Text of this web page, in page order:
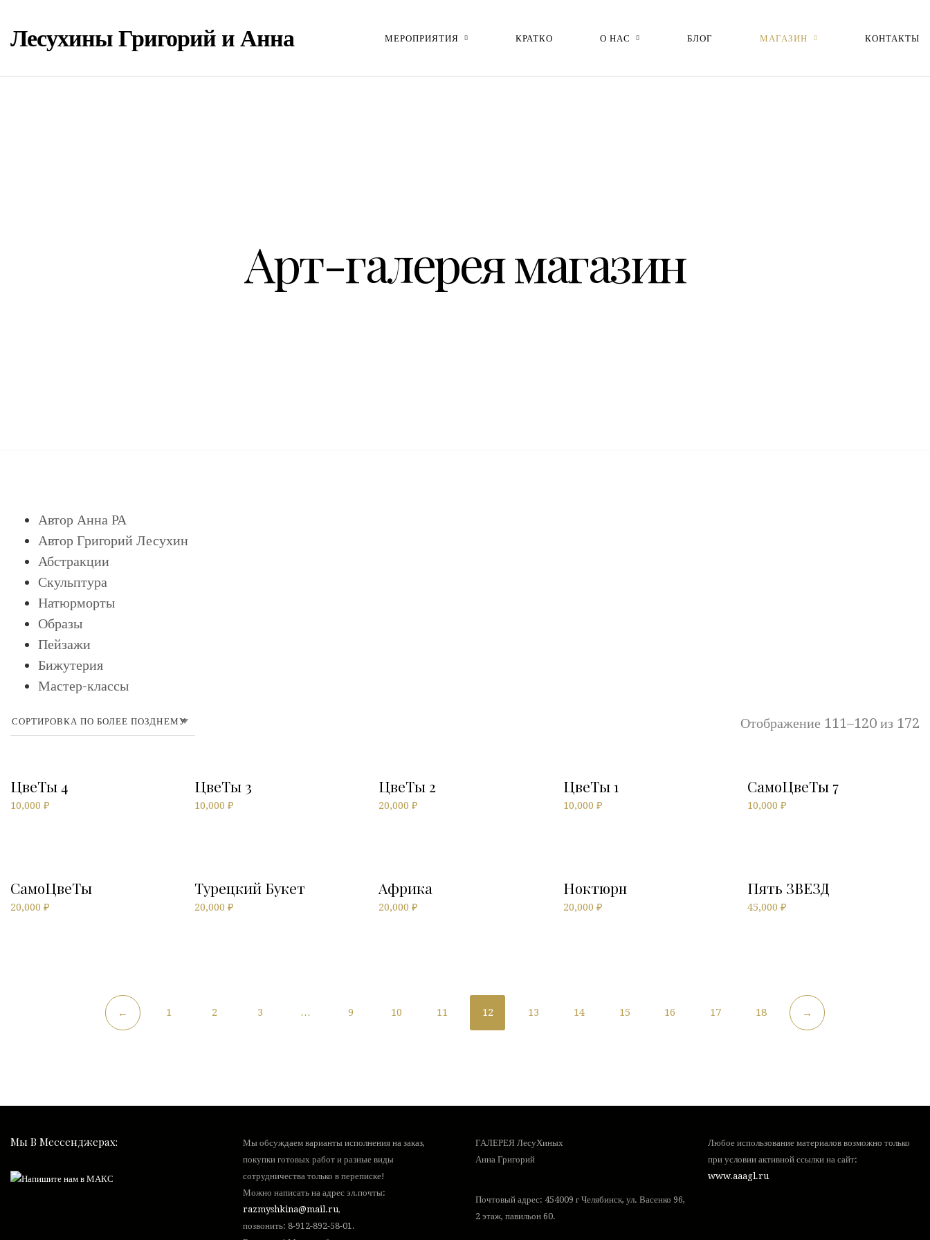
Лесухины Григорий и Анна МЕРОПРИЯТИЯ КРАТКО О НАС БЛОГ МАГАЗИН КОНТАКТЫ
Арт-галерея магазин
Отображение 111–120 из 172
Автор Анна РА
Автор Григорий Лесухин
Абстракции
Скульптура
Натюрморты
Образы
Пейзажи
Бижутерия
Мастер-классы
ЦвеТы 4
10,000 ₽
ЦвеТы 3
10,000₽
ЦвеТы 2
20,000₽
ЦвеТы 1
10,000 ₽
СамоЦвеТы 7
10,000 ₽
СамоЦвеТы
20,000 ₽
Турецкий Букет
20,000₽
Африка
20,000₽
Ноктюрн
20,000 ₽
Пять ЗВЕЗД
45,000 ₽
← 1 2 3 … 9 10 11 12 13 14 15 16 17 18 →
Мы В Мессенджерах:
Мы обсуждаем варианты исполнения на заказ,
покупки готовых работ и разные виды
сотрудничества только в переписке!
Можно написать на адрес эл.почты:
razmyshkina@mail.ru,
позвонить: 8-912-892-58-01.
ГАЛЕРЕЯ ЛесуХиных
Анна Григорий
Почтовый адрес: 454009 г Челябинск, ул. Васенко 96,
2 этаж, павильон 60.
Любое использование материалов возможно только
при условии активной ссылки на сайт:
www.aaagl.ru